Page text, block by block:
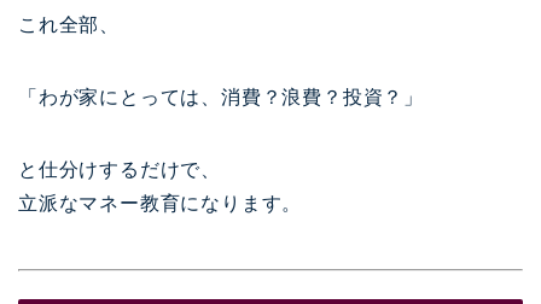
これ全部、
「わが家にとっては、消費？浪費？投資？」
と仕分けするだけで、
立派なマネー教育になります。